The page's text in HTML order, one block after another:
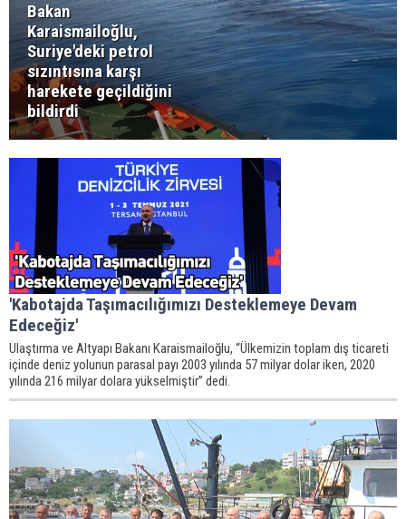
Bakan
Karaismailoğlu,
Suriye'deki petrol
sızıntısına karşı
harekete geçildiğini
bildirdi
'Kabotajda Taşımacılığımızı Desteklemeye Devam
Edeceğiz'
Ulaştırma ve Altyapı Bakanı Karaismailoğlu, “Ülkemizin toplam dış ticareti
içinde deniz yolunun parasal payı 2003 yılında 57 milyar dolar iken, 2020
yılında 216 milyar dolara yükselmiştir” dedi.